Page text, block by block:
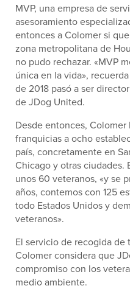
MVP, una empresa de
asesoramiento
entonces a Colomer si
zona metropolitana de
no pudo rechazar. «MVP
única en la vida»,
de 2018 pasó a ser
de JDog United.
Desde entonces,
franquicias a ocho
país, concretamente en
Chicago y otras ciudades.
unos 60 veteranos, «y se
años, contemos con 125
todo Estados Unidos y
veteranos».
El servicio de recogida de
Colomer considera que
compromiso con los
medio ambiente.